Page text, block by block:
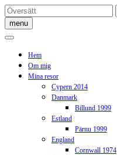
Skip
to
content
menu
Hem
Om mig
Mina resor
Cypern 2014
Danmark
Billund 1999
Estland
Pärnu 1999
England
Cornwall 1974